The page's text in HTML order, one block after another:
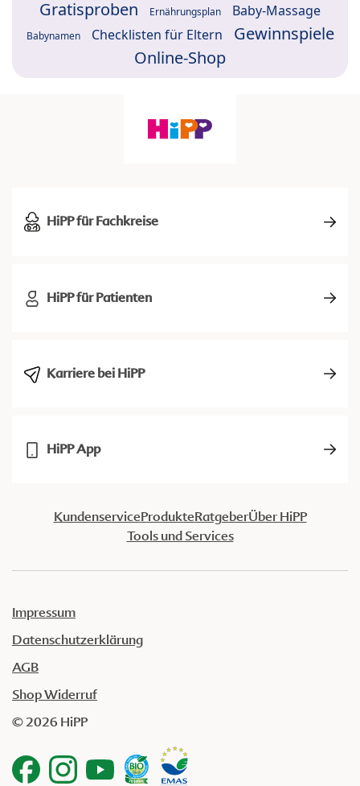
Gratisproben Ernährungsplan Baby-Massage
Babynamen Checklisten für Eltern
Gewinnspiele
Online-Shop
HiPP für Fachkreise
HiPP für Patienten
Karriere bei HiPP
HiPP App
KundenserviceProdukteRatgeberÜber HiPP
Tools und Services
Impressum
Datenschutzerklärung
AGB
Shop Widerruf
© 2026 HiPP